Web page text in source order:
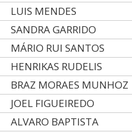
LUIS MENDES
SANDRA GARRIDO
MÁRIO RUI SANTOS
HENRIKAS RUDELIS
BRAZ MORAES MUNHOZ
JOEL FIGUEIREDO
ALVARO BAPTISTA